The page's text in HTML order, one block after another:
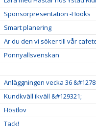
Sponsorpresentation -Hööks
Smart planering
Är du den vi söker till vår
Ponnyallsvenskan
Anläggningen vecka 36
Kundkväll ikväll &#129321;
Höstlov
Tack!